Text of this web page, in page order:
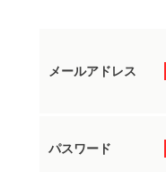
メールアドレス
パスワード